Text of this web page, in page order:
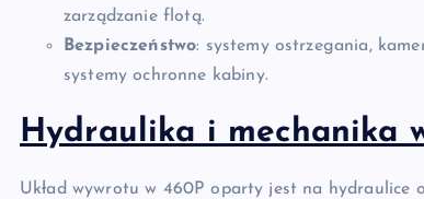
zarządzanie flotą.
Bezpieczeństwo: systemy ostrzegania,
systemy ochronne kabiny.
Hydraulika i mechanika
Układ wywrotu w 460P oparty jest na hydraulice